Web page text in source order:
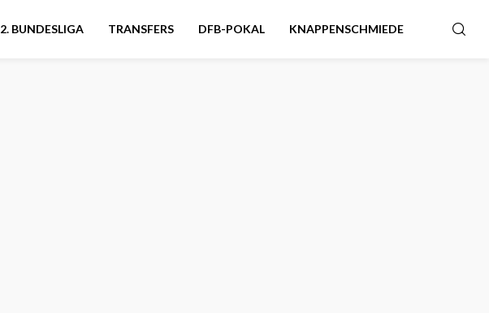
2. BUNDESLIGA TRANSFERS DFB-POKAL KNAPPENSCHMIEDE